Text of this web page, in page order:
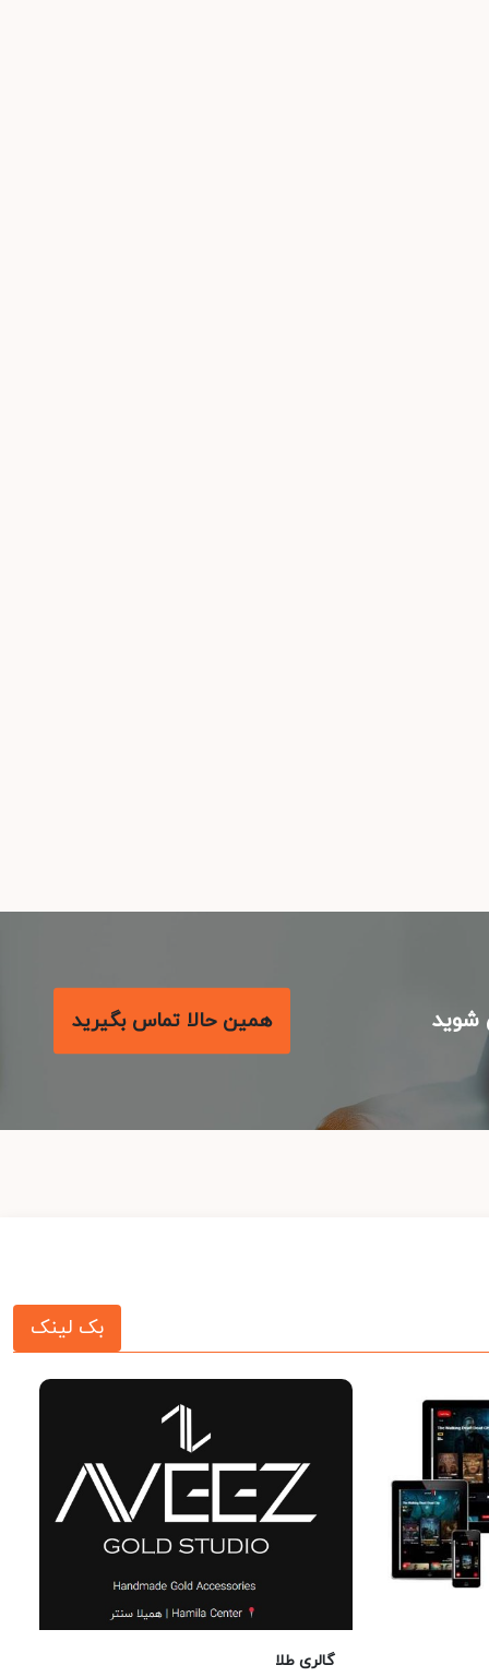
همین حالا تماس بگیرید
بک لینک
گالری طلا